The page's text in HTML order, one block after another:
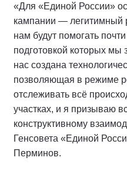
«Для «Единой России»
кампании — легитимный
нам будут помогать
подготовкой которых
нас создана
позволяющая в режиме
отслеживать всё
участках, и я призываю
конструктивному
Генсовета «Единой
Перминов.